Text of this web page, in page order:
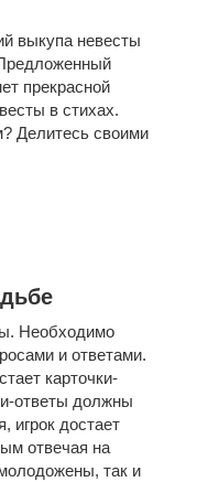
выкупа невесты
прекрасной
в стихах.
Делитесь своими
Необходимо
и ответами.
карточки-
ответы должны
игрок достает
отвечая на
так и